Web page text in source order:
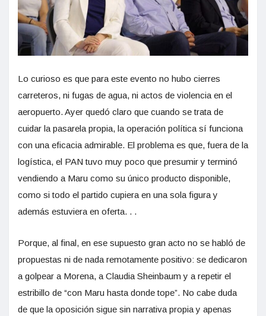
Lo curioso es que para este evento no hubo cierres
carreteros, ni fugas de agua, ni actos de violencia en el
aeropuerto. Ayer quedó claro que cuando se trata de
cuidar la pasarela propia, la operación política sí funciona
con una eficacia admirable. El problema es que, fuera de la
logística, el PAN tuvo muy poco que presumir y terminó
vendiendo a Maru como su único producto disponible,
como si todo el partido cupiera en una sola figura y
además estuviera en oferta. . .
Porque, al final, en ese supuesto gran acto no se habló de
propuestas ni de nada remotamente positivo: se dedicaron
a golpear a Morena, a Claudia Sheinbaum y a repetir el
estribillo de “con Maru hasta donde tope”. No cabe duda
de que la oposición sigue sin narrativa propia y apenas